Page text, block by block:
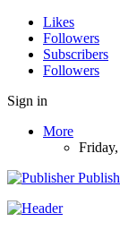
Likes
Followers
Subscribers
Followers
Sign in
More